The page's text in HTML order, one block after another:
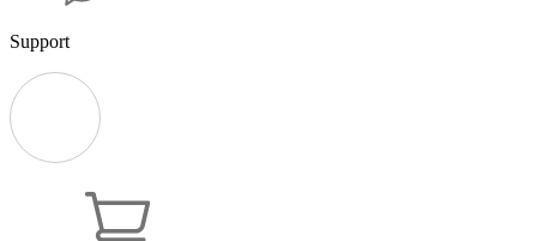
Support